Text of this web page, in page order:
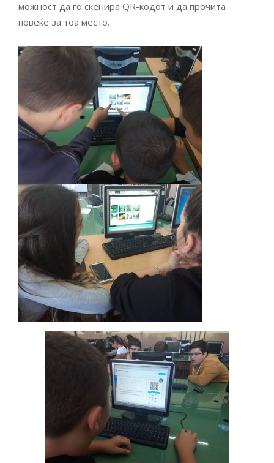
можност да го скенира QR-кодот и да прочита
повеќе за тоа место.